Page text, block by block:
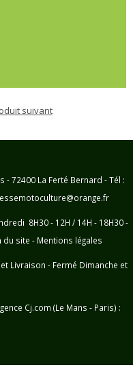
suivant
- 72400 La Ferté Bernard - Tél :
8H30 - 12H / 14H - 18H30 -
du site - Mentions légales
Livraison - Fermé Dimanche et
Cj.com (Le Mans - Paris) :